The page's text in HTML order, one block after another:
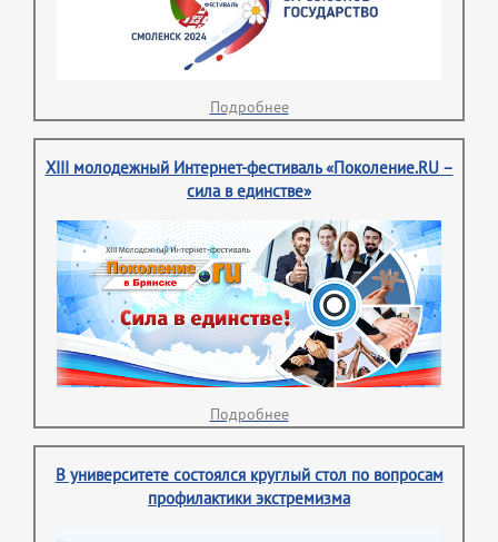
Подробнее
XIII молодежный Интернет-фестиваль «Поколение.RU –
сила в единстве»
Подробнее
В университете состоялся круглый стол по вопросам
профилактики экстремизма